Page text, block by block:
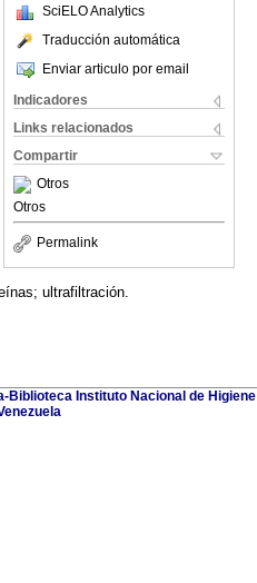
SciELO Analytics
Traducción automática
Enviar articulo por email
Indicadores
Links relacionados
Compartir
Otros
Otros
Permalink
ultrafiltración.
Biblioteca Instituto Nacional de Higiene